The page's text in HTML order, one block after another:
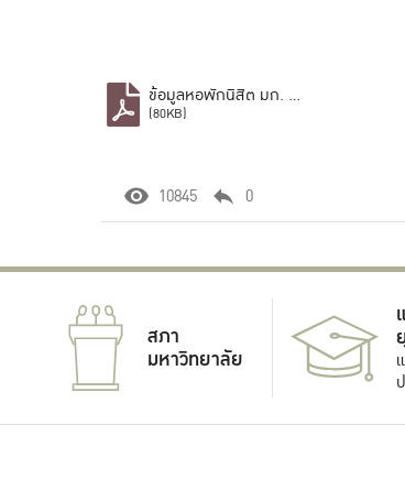
ข้อมูลหอพักนิสิต มก. บางเขน.pdf
(80KB)
10845 0
สภา
มหาวิทยาลัย